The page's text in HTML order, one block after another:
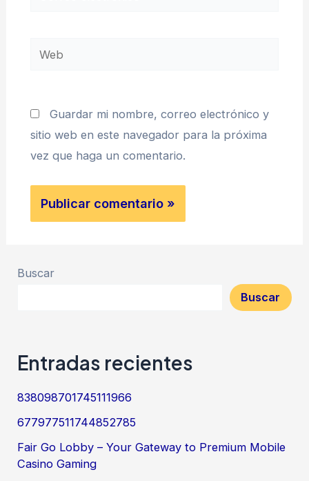
Web
Guardar mi nombre, correo electrónico y
sitio web en este navegador para la próxima
vez que haga un comentario.
Buscar
Buscar
Entradas recientes
838098701745111966
677977511744852785
Fair Go Lobby – Your Gateway to Premium Mobile
Casino Gaming